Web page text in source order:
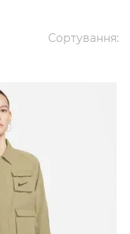
Сортування: